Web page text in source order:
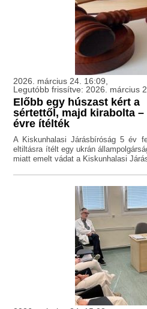
2026. március 24. 16:09,
Legutóbb frissítve: 2026. március
Előbb egy húszast kért a
sértettől, majd kirabolta –
évre ítélték
A Kiskunhalasi Járásbíróság 5 év
eltiltásra ítélt egy ukrán
miatt emelt vádat a Kiskunhalasi